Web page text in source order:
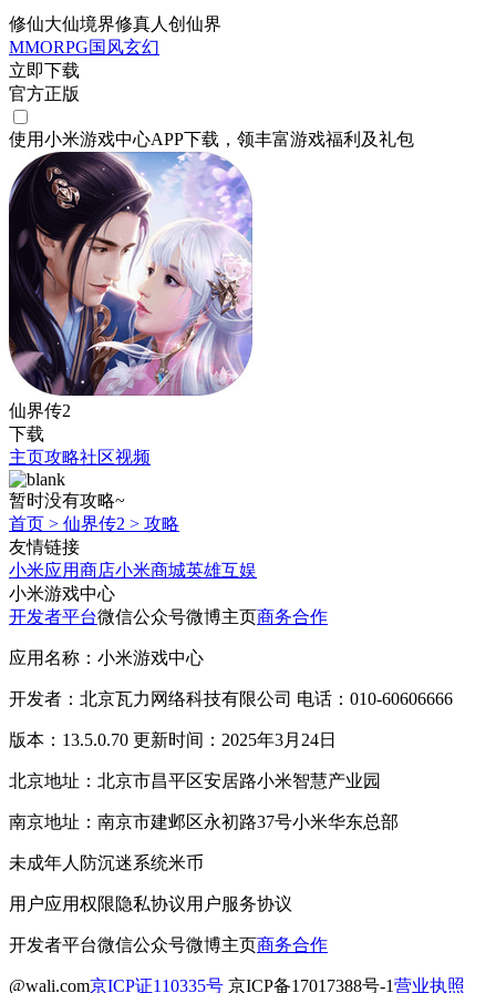
修仙大仙境界修真人创仙界
MMORPG国风玄幻
立即下载
官方正版
使用小米游戏中心APP下载 ，领丰富游戏福利 及礼包
仙界传2
下载
主页攻略社区视频
暂时没有攻略~
首页 > 仙界传2 > 攻略
友情链接
小米应用商店小米商城英雄互娱
小米游戏中心
开发者平台微信公众号微博主页商务合作
应用名称：小米游戏中心
开发者：北京瓦力网络科技有限公司 电话：010-60606666
版本：13.5.0.70 更新时间：2025年3月24日
北京地址：北京市昌平区安居路小米智慧产业园
南京地址：南京市建邺区永初路37号小米华东总部
未成年人防沉迷系统米币
用户应用权限隐私协议用户服务协议
开发者平台微信公众号微博主页商务合作
@wali.com京ICP证110335号 京ICP备17017388号-1营业执照